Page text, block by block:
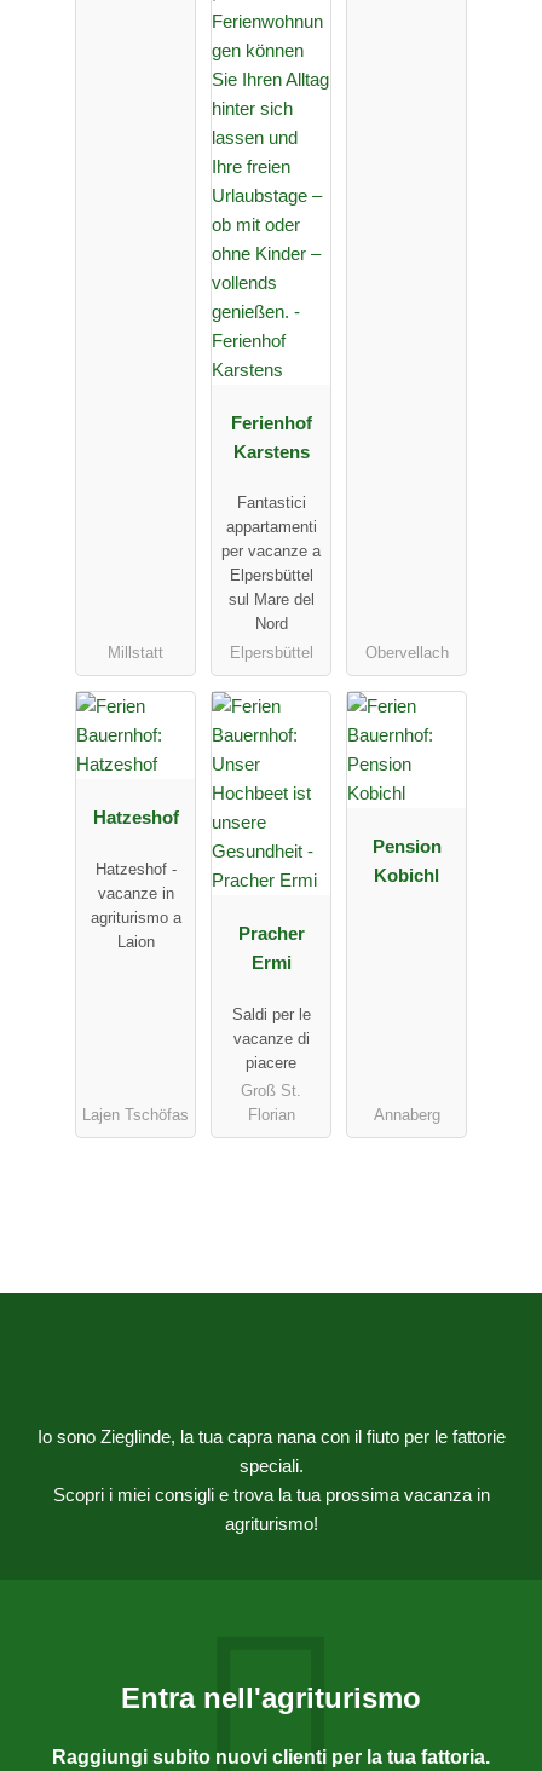
Millstatt
Ferienhof
Karstens
Fantastici
appartamenti
per vacanze a
Elpersbüttel
sul Mare del
Nord
Elpersbüttel Obervellach
Hatzeshof
Hatzeshof -
vacanze in
agriturismo a
Laion
Lajen Tschöfas
Pracher
Ermi
Saldi per le
vacanze di
piacere
Groß St.
Florian
Pension
Kobichl
Annaberg
Io sono Zieglinde, la tua capra nana con il fiuto per le fattorie
speciali.
Scopri i miei consigli e trova la tua prossima vacanza in
agriturismo!
Entra nell'agriturismo
Raggiungi subito nuovi clienti per la tua fattoria.